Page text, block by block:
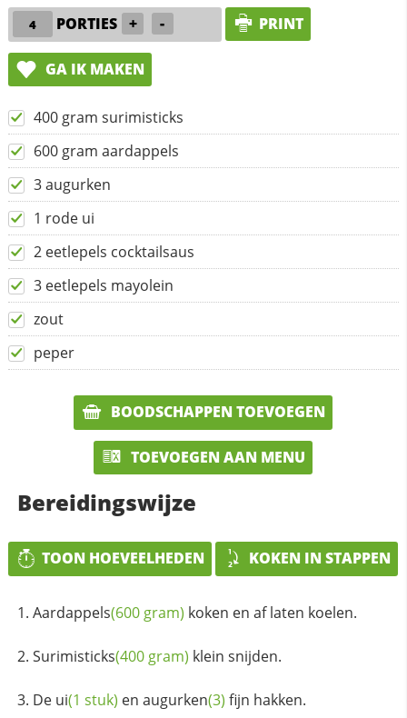
PORTIES + - PRINT
GA IK MAKEN
400 gram surimisticks
600 gram aardappels
3 augurken
1 rode ui
2 eetlepels cocktailsaus
3 eetlepels mayolein
zout
peper
BOODSCHAPPEN TOEVOEGEN
TOEVOEGEN AAN MENU
Bereidingswijze
TOON HOEVEELHEDEN KOKEN IN STAPPEN
Aardappels(600 gram) koken en af laten koelen.
Surimisticks(400 gram) klein snijden.
De ui(1 stuk) en augurken(3) fijn hakken.